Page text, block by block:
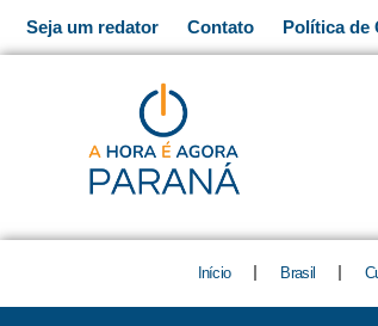
para
Seja um redator Contato Política de
Início Brasil